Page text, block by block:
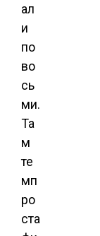
ал
и
по
во
сь
ми.
Та
м
те
мп
ро
ста